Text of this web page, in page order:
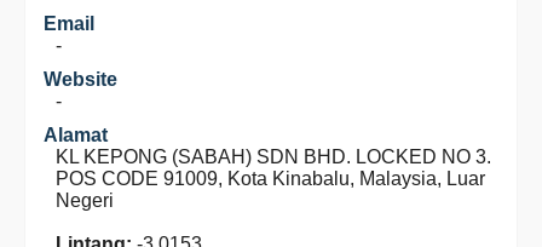
Email
-
Website
-
Alamat
KL KEPONG (SABAH) SDN BHD. LOCKED NO 3.
POS CODE 91009, Kota Kinabalu, Malaysia, Luar
Negeri